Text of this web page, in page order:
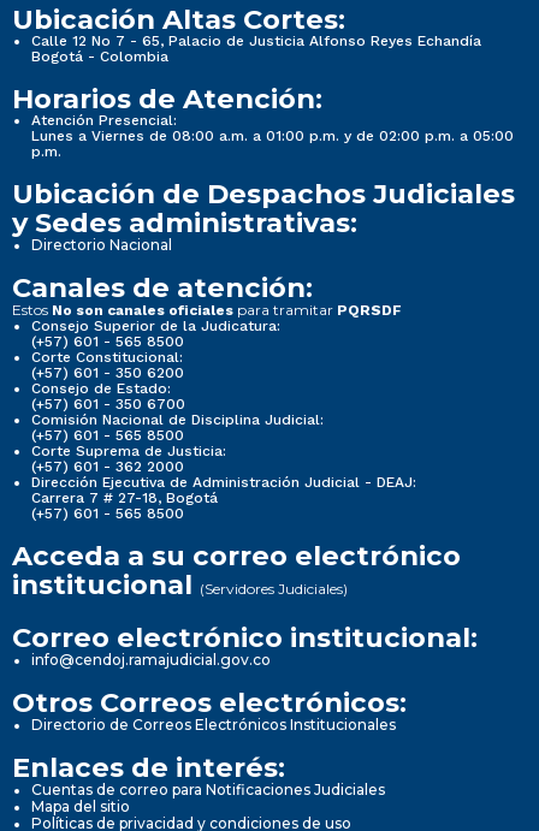
Ubicación Altas Cortes:
Calle 12 No 7 - 65, Palacio de Justicia Alfonso Reyes Echandía
Bogotá - Colombia
Horarios de Atención:
Atención Presencial:
Lunes a Viernes de 08:00 a.m. a 01:00 p.m. y de 02:00 p.m. a 05:00
p.m.
Ubicación de Despachos Judiciales
y Sedes administrativas:
Directorio Nacional
Canales de atención:
Estos No son canales oficiales para tramitar PQRSDF
Consejo Superior de la Judicatura:
(+57) 601 - 565 8500
Corte Constitucional:
(+57) 601 - 350 6200
Consejo de Estado:
(+57) 601 - 350 6700
Comisión Nacional de Disciplina Judicial:
(+57) 601 - 565 8500
Corte Suprema de Justicia:
(+57) 601 - 362 2000
Dirección Ejecutiva de Administración Judicial - DEAJ:
Carrera 7 # 27-18, Bogotá
(+57) 601 - 565 8500
Acceda a su correo electrónico
institucional (Servidores Judiciales)
Correo electrónico institucional:
info@cendoj.ramajudicial.gov.co
Otros Correos electrónicos:
Directorio de Correos Electrónicos Institucionales
Enlaces de interés:
Cuentas de correo para Notificaciones Judiciales
Mapa del sitio
Políticas de privacidad y condiciones de uso